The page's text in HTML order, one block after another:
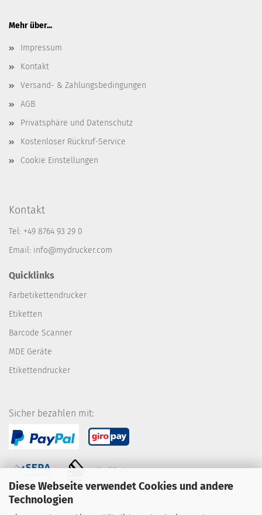
Diese Webseite verwendet Cookies und andere
Technologien
Mehr über...
Impressum
Kontakt
Versand- & Zahlungsbedingungen
AGB
Privatsphäre und Datenschutz
Kostenloser Rückruf-Service
Cookie Einstellungen
Kontakt
Tel: +49 8764 93 29 0
Email: info@mydrucker.com
Quicklinks
Farbetikettendrucker
Etiketten
Barcode Scanner
MDE Geräte
Etikettendrucker
Sicher bezahlen mit:
Kreditkarte